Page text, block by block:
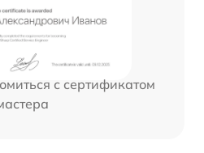
с сертификатом